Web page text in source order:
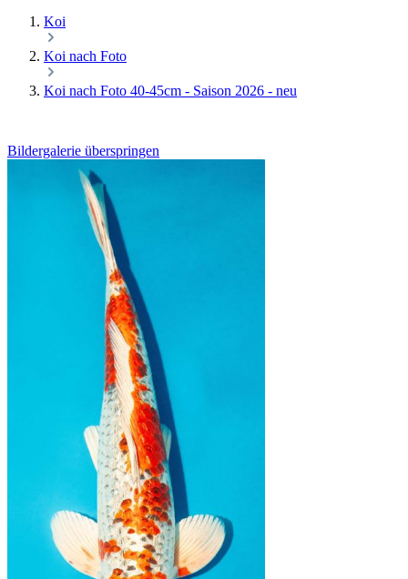
Koi
Koi nach Foto
Koi nach Foto 40-45cm - Saison 2026 - neu
Bildergalerie überspringen